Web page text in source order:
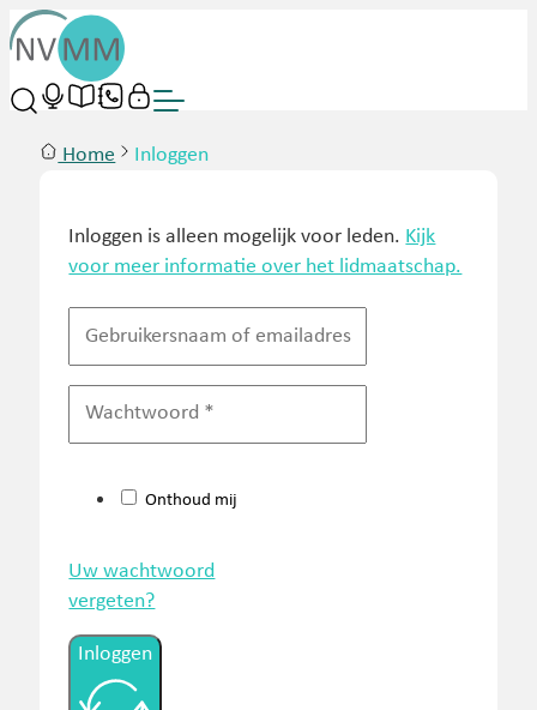
Home Inloggen
Inloggen is alleen mogelijk voor leden. Kijk
voor meer informatie over het lidmaatschap.
Onthoud mij
Uw wachtwoord
vergeten?
Inloggen